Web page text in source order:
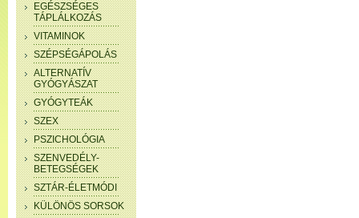
EGÉSZSÉGES
TÁPLÁLKOZÁS
VITAMINOK
SZÉPSÉGÁPOLÁS
ALTERNATÍV
GYÓGYÁSZAT
GYÓGYTEÁK
SZEX
PSZICHOLÓGIA
SZENVEDÉLY-
BETEGSÉGEK
SZTÁR-ÉLETMÓDI
KÜLÖNÖS SORSOK